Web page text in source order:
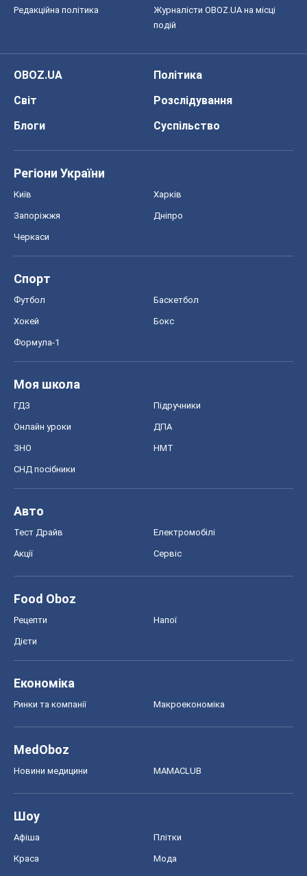
Редакційна політика
Журналісти OBOZ.UA на місці
подій
OBOZ.UA
Політика
Світ
Розслідування
Блоги
Суспільство
Регіони України
Київ Харків
Запоріжжя Дніпро
Черкаси
Спорт
Футбол Баскетбол
Хокей Бокс
Формула-1
Моя школа
ГДЗ Підручники
Онлайн уроки ДПА
ЗНО НМТ
СНД посібники
Авто
Тест Драйв Електромобілі
Акції Сервіс
Food Oboz
Рецепти Напої
Дієти
Економіка
Ринки та компанії Макроекономіка
MedOboz
Новини медицини MAMACLUB
Шоу
Афіша Плітки
Краса Мода